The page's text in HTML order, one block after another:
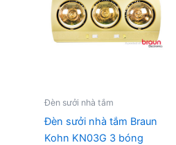
Đèn sưởi nhà tắm
Đèn sưởi nhà tắm Braun
Kohn KN03G 3 bóng